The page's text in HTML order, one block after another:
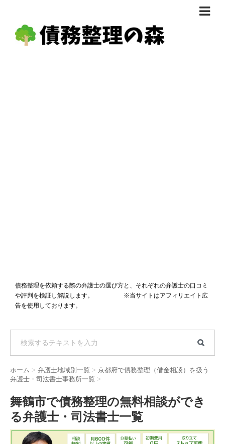
債務整理体験談
債務整理を依頼する際の弁護士の選び方と、それぞれの弁護士の口コミ
や評判を検証し解説します。 ※当サイトはアフィリエイト広
告を使用しております。
ホーム > 弁護士地域別一覧 > 京都府で債務整理（借金相談）を扱う
弁護士・司法書士事務所一覧 >
舞鶴市で債務整理の無料相談ができ
る弁護士・司法書士一覧